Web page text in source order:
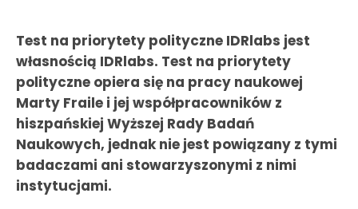
Test na priorytety polityczne IDRlabs jest
własnością IDRlabs. Test na priorytety
polityczne opiera się na pracy naukowej
Marty Fraile i jej współpracowników z
hiszpańskiej Wyższej Rady Badań
Naukowych, jednak nie jest powiązany z tymi
badaczami ani stowarzyszonymi z nimi
instytucjami.